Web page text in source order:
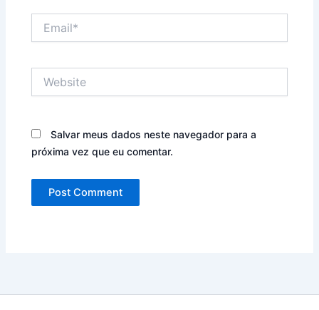
Salvar meus dados neste navegador para a
próxima vez que eu comentar.